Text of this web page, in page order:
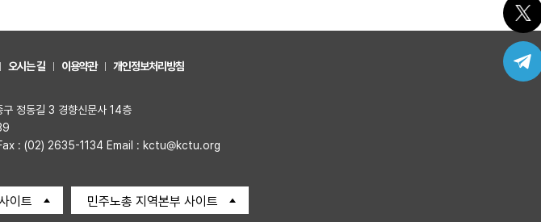
오시는 길 이용약관 개인정보처리방침
정동길 3 경향신문사 14층
: (02) 2635-1134 Email : kctu@kctu.org
이트 민주노총 지역본부 사이트